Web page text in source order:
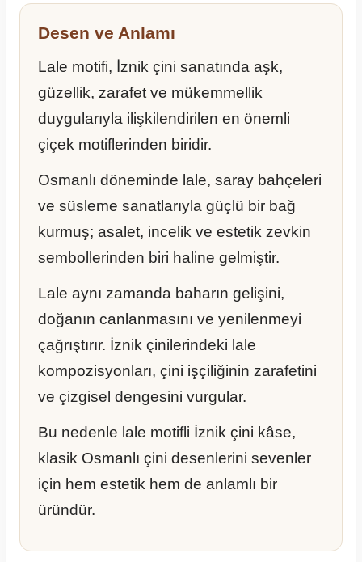
Desen ve Anlamı
Lale motifi, İznik çini sanatında aşk,
güzellik, zarafet ve mükemmellik
duygularıyla ilişkilendirilen en önemli
çiçek motiflerinden biridir.
Osmanlı döneminde lale, saray bahçeleri
ve süsleme sanatlarıyla güçlü bir bağ
kurmuş; asalet, incelik ve estetik zevkin
sembollerinden biri haline gelmiştir.
Lale aynı zamanda baharın gelişini,
doğanın canlanmasını ve yenilenmeyi
çağrıştırır. İznik çinilerindeki lale
kompozisyonları, çini işçiliğinin zarafetini
ve çizgisel dengesini vurgular.
Bu nedenle lale motifli İznik çini kâse,
klasik Osmanlı çini desenlerini sevenler
için hem estetik hem de anlamlı bir
üründür.